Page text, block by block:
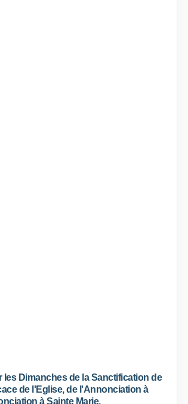
les Dimanches de la Sanctification de
de l'Eglise, de l'Annonciation à
à Sainte Marie.